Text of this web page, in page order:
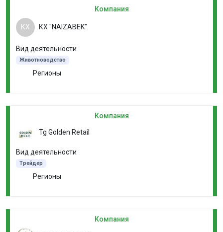
Компания
КХ КХ "NAIZABEK"
Вид деятельности
Животноводство
Регионы
Компания
Tg Golden Retail
Вид деятельности
Трейдер
Регионы
Компания